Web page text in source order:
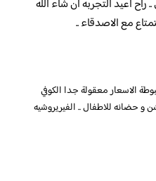
اعيد التجربه ان شاء الله
مع الاصدقاء ..
الاسعار معقولة جدا الكوفي
حضانه للاطفال .. الفيريروشيه